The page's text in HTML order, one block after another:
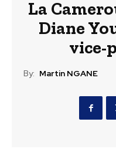
La
Diane
vice-
By: Martin NGANE